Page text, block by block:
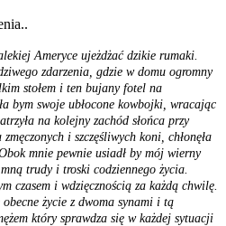
Ameryce ujeżdżać dzikie rumaki.
zdarzenia, gdzie w domu ogromny
stołem i ten bujany fotel na
bym swoje ubłocone kowbojki, wracając
na kolejny zachód słońca przy
i szczęśliwych koni, chłonęła
mnie pewnie usiadł by mój wierny
trudy i troski codziennego życia.
czasem i wdzięcznością za każdą chwilę.
życie z dwoma synami i tą
który sprawdza się w każdej sytuacji